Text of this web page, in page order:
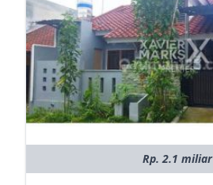
Rp. 2.1 miliar